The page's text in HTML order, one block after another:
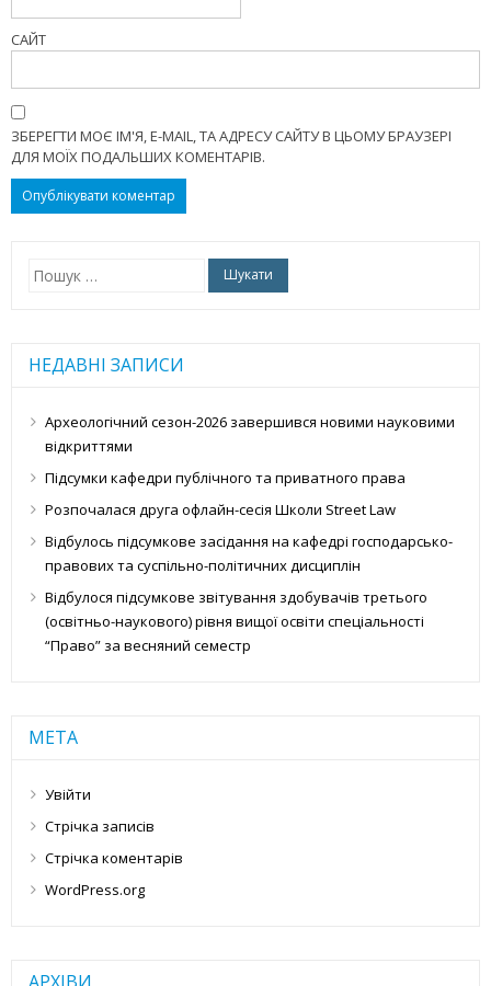
САЙТ
ЗБЕРЕГТИ МОЄ ІМ'Я, E-MAIL, ТА АДРЕСУ САЙТУ В ЦЬОМУ БРАУЗЕРІ
ДЛЯ МОЇХ ПОДАЛЬШИХ КОМЕНТАРІВ.
Пошук:
НЕДАВНІ ЗАПИСИ
Археологічний сезон-2026 завершився новими науковими
відкриттями
Підсумки кафедри публічного та приватного права
Розпочалася друга офлайн-сесія Школи Street Law
Відбулось підсумкове засідання на кафедрі господарсько-
правових та суспільно-політичних дисциплін
Відбулося підсумкове звітування здобувачів третього
(освітньо-наукового) рівня вищої освіти спеціальності
“Право” за весняний семестр
МЕТА
Увійти
Стрічка записів
Стрічка коментарів
WordPress.org